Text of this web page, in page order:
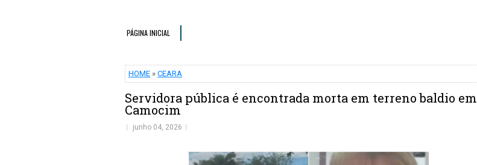
PÁGINA INICIAL
HOME » CEARA
Servidora pública é encontrada morta em terreno baldio em
Camocim
junho 04, 2026